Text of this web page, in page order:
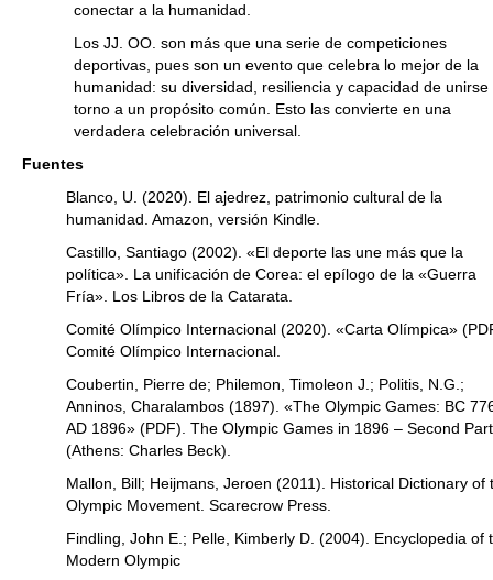
conectar a la humanidad.
Los JJ. OO. son más que una serie de competiciones
deportivas, pues son un evento que celebra lo mejor de la
humanidad: su diversidad, resiliencia y capacidad de unirse
torno a un propósito común. Esto las convierte en una
verdadera celebración universal.
Fuentes
Blanco, U. (2020). El ajedrez, patrimonio cultural de la
humanidad. Amazon, versión Kindle.
Castillo, Santiago (2002). «El deporte las une más que la
política». La unificación de Corea: el epílogo de la «Guerra
Fría». Los Libros de la Catarata.
Comité Olímpico Internacional (2020). «Carta Olímpica»
Comité Olímpico Internacional.
Coubertin, Pierre de; Philemon, Timoleon J.; Politis, N.G.;
Anninos, Charalambos (1897). «The Olympic Games: BC
AD 1896» (PDF). The Olympic Games in 1896 – Second Part
(Athens: Charles Beck).
Mallon, Bill; Heijmans, Jeroen (2011). Historical Dictionary of
Olympic Movement. Scarecrow Press.
Findling, John E.; Pelle, Kimberly D. (2004). Encyclopedia of
Modern Olympic